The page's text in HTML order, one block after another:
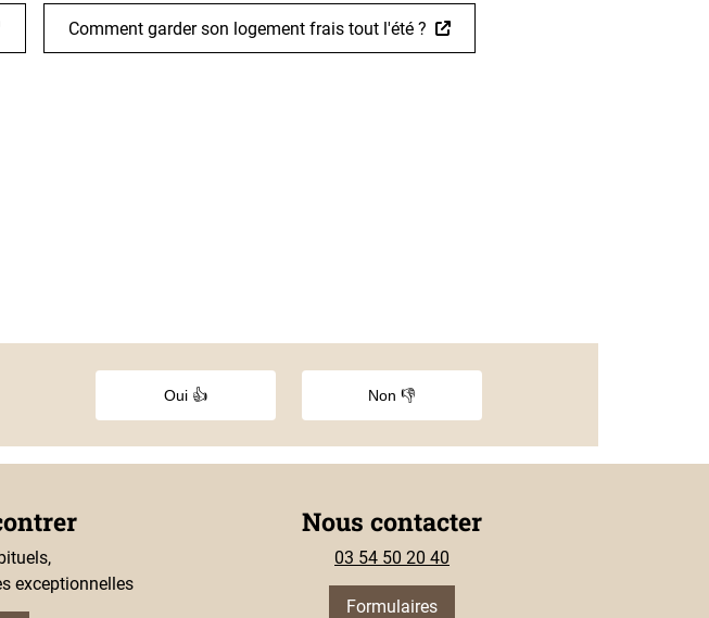
Comment garder son logement frais tout l'été ?
Oui 👍 Non 👎
exceptionnelles
Nous contacter
03 54 50 20 40
Formulaires